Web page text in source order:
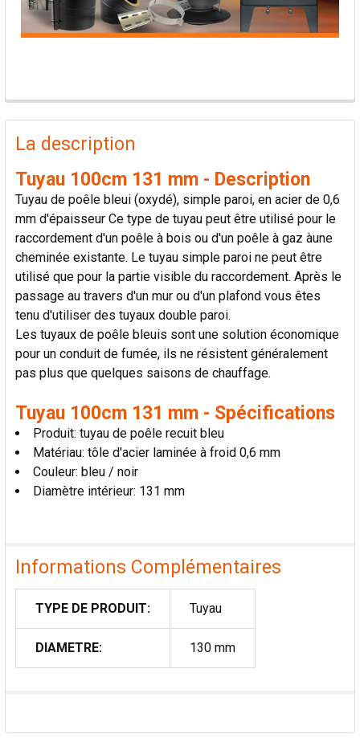
PRODUITS
FRÉQUEMMENT
ACHETÉS
TOUT
SÉLECTIONNER
AJOUTER
LA
SÉLECTION
AU PANIER
La description
Tuyau 100cm 131 mm - Description
Tuyau de poêle bleui (oxydé), simple paroi, en acier de 0,6
mm d'épaisseur Ce type de tuyau peut être utilisé pour le
raccordement d'un poêle à bois ou d'un poêle à gaz àune
cheminée existante. Le tuyau simple paroi ne peut être
utilisé que pour la partie visible du raccordement. Après le
passage au travers d'un mur ou d'un plafond vous êtes
tenu d'utiliser des tuyaux double paroi.
Les tuyaux de poêle bleuis sont une solution économique
pour un conduit de fumée, ils ne résistent généralement
pas plus que quelques saisons de chauffage.
Tuyau 100cm 131 mm - Spécifications
Produit: tuyau de poêle recuit bleu
Matériau: tôle d'acier laminée à froid 0,6 mm
Couleur: bleu / noir
Diamètre intérieur: 131 mm
Informations Complémentaires
TYPE DE PRODUIT: Tuyau
DIAMETRE: 130 mm